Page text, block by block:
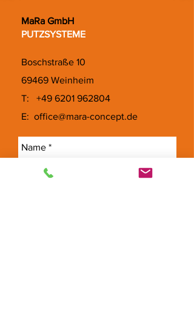
MaRa GmbH
PUTZSYSTEME
Boschstraße 10
69469 Weinheim
T: +49 6201 962804
E: office@mara-concept.de